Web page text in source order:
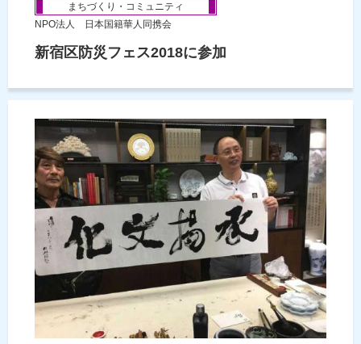
まちづくり・コミュニティ
NPO法人 日本国籍華人同携会
新宿区防災フェス2018に参加